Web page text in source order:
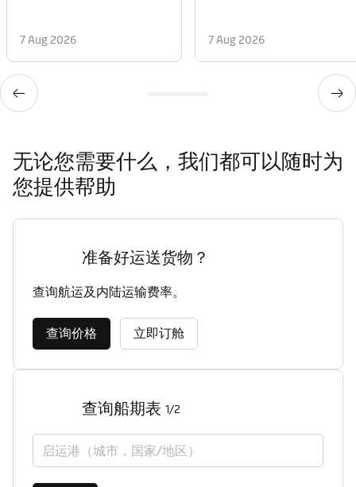
7 Aug 2026 7 Aug 2026
无论您需要什么，我们都可以随时为
您提供帮助
准备好运送货物？
查询航运及内陆运输费率。
查询价格 立即订舱
查询船期表 1/2
启运港（城市，国家/地区）